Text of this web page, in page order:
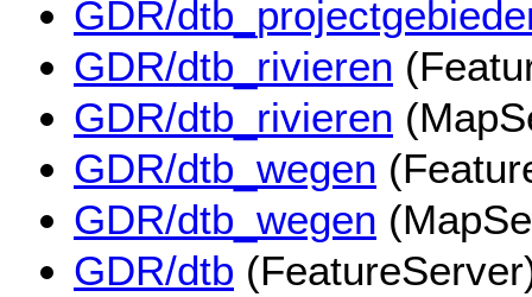
GDR/
GDR/dtb_rivieren
GDR/dtb_rivieren
GDR/dtb_wegen
GDR/dtb_wegen
GDR/dtb